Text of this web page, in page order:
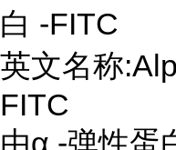
白 -FITC
英文名称
FITC
由α -弹性蛋